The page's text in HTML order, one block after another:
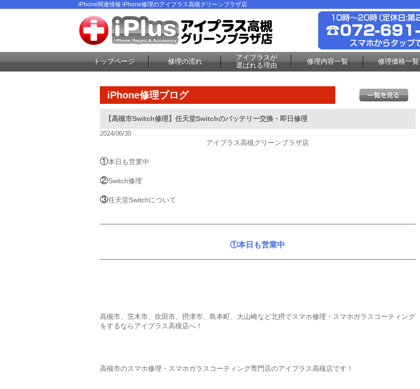
iPhone関連情報 iPhone修理のアイプラス高槻グリーンプラザ店
トップページ 修理の流れ
アイプラスが
選ばれる理由
修理内容一覧 修理価格一覧
iPhone修理ブログ
【高槻市Switch修理】任天堂Switchのバッテリー交換・即日修理
2024/06/30
アイプラス高槻グリーンプラザ店
①本日も営業中
②Switch修理
③任天堂Switchについて
①本日も営業中
高槻市、茨木市、吹田市、摂津市、島本町、大山崎など北摂でスマホ修理・スマホガラスコーティング
をするならアイプラス高槻店へ！
高槻市のスマホ修理・スマホガラスコーティング専門店のアイプラス高槻店です！